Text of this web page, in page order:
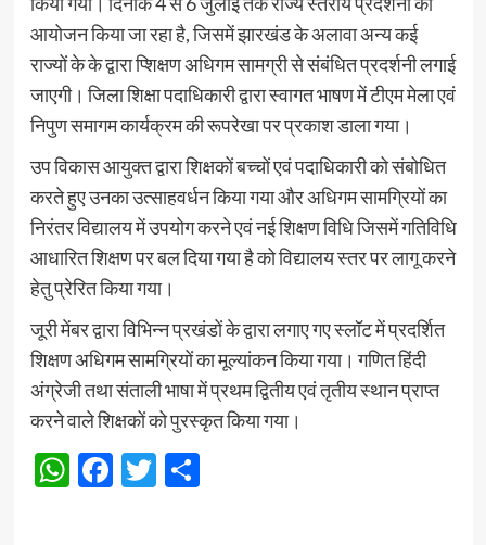
आयोजन किया जा रहा है, जिसमें झारखंड के अलावा अन्य कई
राज्यों के के द्वारा प्शिक्षण अधिगम सामग्री से संबंधित प्रदर्शनी लगाई
जाएगी। जिला शिक्षा पदाधिकारी द्वारा स्वागत भाषण में टीएम मेला एवं
निपुण समागम कार्यक्रम की रूपरेखा पर प्रकाश डाला गया।
उप विकास आयुक्त द्वारा शिक्षकों बच्चों एवं पदाधिकारी को संबोधित
करते हुए उनका उत्साहवर्धन किया गया और अधिगम सामग्रियों का
निरंतर विद्यालय में उपयोग करने एवं नई शिक्षण विधि जिसमें गतिविधि
आधारित शिक्षण पर बल दिया गया है को विद्यालय स्तर पर लागू करने
हेतु प्रेरित किया गया।
जूरी मेंबर द्वारा विभिन्न प्रखंडों के द्वारा लगाए गए स्लॉट में प्रदर्शित
शिक्षण अधिगम सामग्रियों का मूल्यांकन किया गया। गणित हिंदी
अंग्रेजी तथा संताली भाषा में प्रथम द्वितीय एवं तृतीय स्थान प्राप्त
करने वाले शिक्षकों को पुरस्कृत किया गया।
WhatsApp
Facebook
Twitter
Share